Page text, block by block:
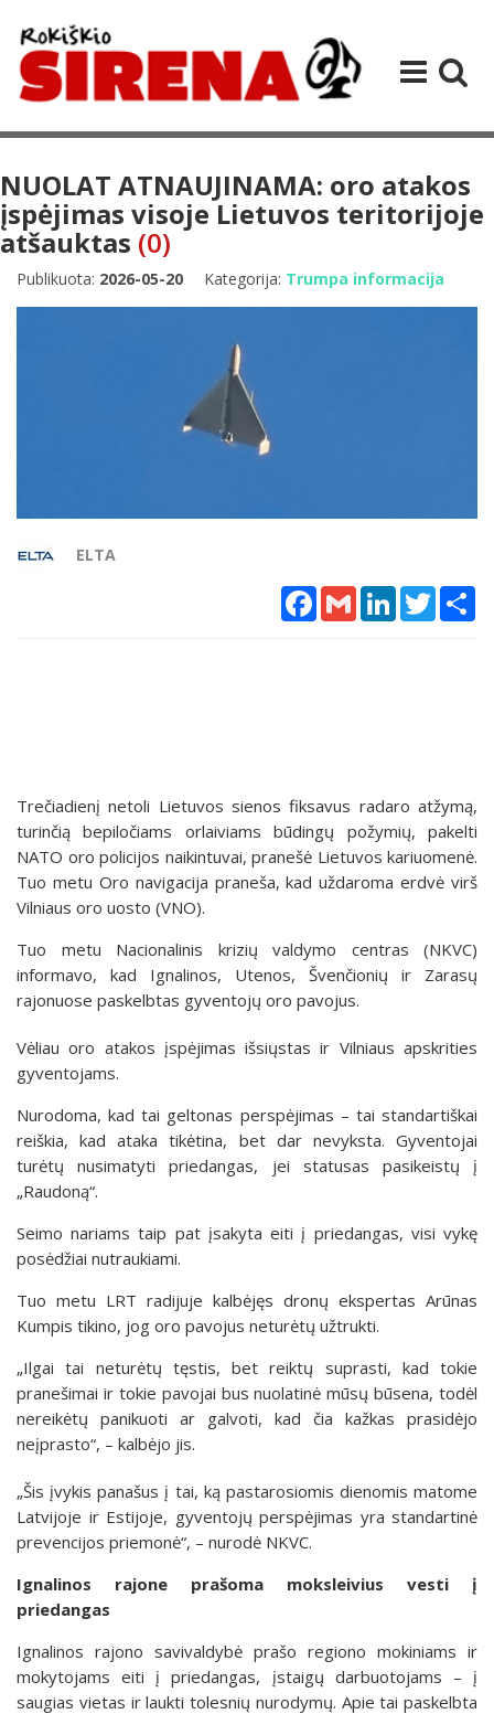
NUOLAT ATNAUJINAMA: oro atakos
įspėjimas visoje Lietuvos teritorijoje
atšauktas (0)
Publikuota: 2026-05-20 Kategorija: Trumpa informacija
ELTA
Facebook
Gmail LinkedInTwitter
Trečiadienį netoli Lietuvos sienos fiksavus radaro atžymą,
turinčią bepiločiams orlaiviams būdingų požymių, pakelti
NATO oro policijos naikintuvai, pranešė Lietuvos kariuomenė.
Tuo metu Oro navigacija praneša, kad uždaroma erdvė virš
Vilniaus oro uosto (VNO).
Tuo metu Nacionalinis krizių valdymo centras (NKVC)
informavo, kad Ignalinos, Utenos, Švenčionių ir Zarasų
rajonuose paskelbtas gyventojų oro pavojus.
Vėliau oro atakos įspėjimas išsiųstas ir Vilniaus apskrities
gyventojams.
Nurodoma, kad tai geltonas perspėjimas – tai standartiškai
reiškia, kad ataka tikėtina, bet dar nevyksta. Gyventojai
turėtų nusimatyti priedangas, jei statusas pasikeistų į
„Raudoną“.
Seimo nariams taip pat įsakyta eiti į priedangas, visi vykę
posėdžiai nutraukiami.
Tuo metu LRT radijuje kalbėjęs dronų ekspertas Arūnas
Kumpis tikino, jog oro pavojus neturėtų užtrukti.
„Ilgai tai neturėtų tęstis, bet reiktų suprasti, kad tokie
pranešimai ir tokie pavojai bus nuolatinė mūsų būsena, todėl
nereikėtų panikuoti ar galvoti, kad čia kažkas prasidėjo
neįprasto“, – kalbėjo jis.
„Šis įvykis panašus į tai, ką pastarosiomis dienomis matome
Latvijoje ir Estijoje, gyventojų perspėjimas yra standartinė
prevencijos priemonė“, – nurodė NKVC.
Ignalinos rajone prašoma moksleivius vesti į
priedangas
Ignalinos rajono savivaldybė prašo regiono mokiniams ir
mokytojams eiti į priedangas, įstaigų darbuotojams – į
saugias vietas ir laukti tolesnių nurodymų. Apie tai paskelbta